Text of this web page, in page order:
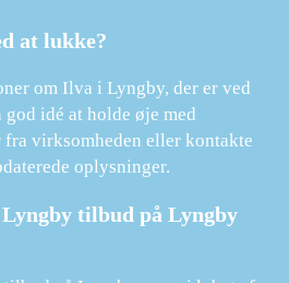
at lukke?
om Ilva i Lyngby, der er ved
idé at holde øje med
fra virksomheden eller kontakte
oplysninger.
tilbud på Lyngby